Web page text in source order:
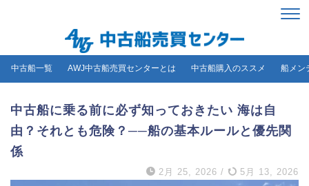
中古船一覧 AWJ中古船売買センターとは 中古船購入のススメ 船メン
中古船に乗る前に必ず知っておきたい 海は自
由？それとも危険？──船の基本ルールと優先関
係
2月 25, 2026 / 5月 13, 2026